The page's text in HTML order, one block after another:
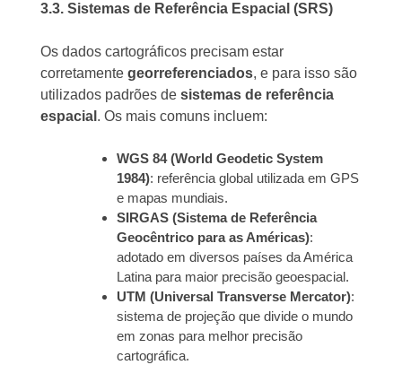
3.3. Sistemas de Referência Espacial (SRS)
Os dados cartográficos precisam estar
corretamente georreferenciados, e para isso são
utilizados padrões de sistemas de referência
espacial . Os mais comuns incluem:
WGS 84 (World Geodetic System
1984): referência global utilizada em GPS
e mapas mundiais.
SIRGAS (Sistema de Referência
Geocêntrico para as Américas):
adotado em diversos países da América
Latina para maior precisão geoespacial.
UTM (Universal Transverse Mercator):
sistema de projeção que divide o mundo
em zonas para melhor precisão
cartográfica.